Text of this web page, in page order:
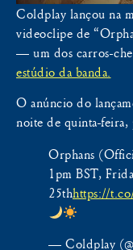
Coldplay lançou na
videoclipe de
— um dos carros-
estúdio da banda.
O anúncio do
noite de quinta-feira,
Orphans
1pm BST,
25thhttps://
— Coldplay